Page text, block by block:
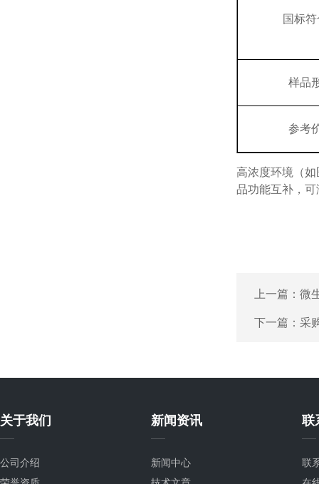
国标
样品
参考
高浓度环境（
品功能互补，
上一篇： 微
下一篇： 采
关于我们
公司介绍
新闻资讯
新闻中心
联
联